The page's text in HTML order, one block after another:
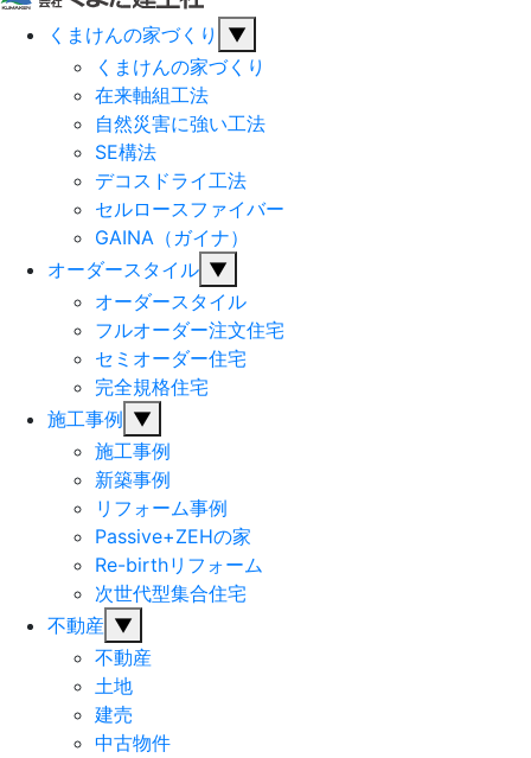
くまけんの家づくり
▼
くまけんの家づくり
在来軸組工法
自然災害に強い工法
SE構法
デコスドライ工法
セルロースファイバー
GAINA（ガイナ）
オーダースタイル ▼
オーダースタイル
フルオーダー注文住宅
セミオーダー住宅
完全規格住宅
施工事例 ▼
施工事例
新築事例
リフォーム事例
Passive+ZEHの家
Re-birthリフォーム
次世代型集合住宅
不動産 ▼
不動産
土地
建売
中古物件